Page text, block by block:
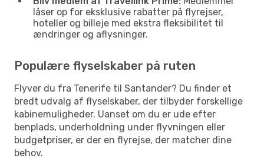
låser op for eksklusive rabatter på flyrejser,
hoteller og billeje med ekstra fleksibilitet til
ændringer og aflysninger.
Populære flyselskaber på ruten
Flyver du fra Tenerife til Santander? Du finder et
bredt udvalg af flyselskaber, der tilbyder forskellige
kabinemuligheder. Uanset om du er ude efter
benplads, underholdning under flyvningen eller
budgetpriser, er der en flyrejse, der matcher dine
behov.